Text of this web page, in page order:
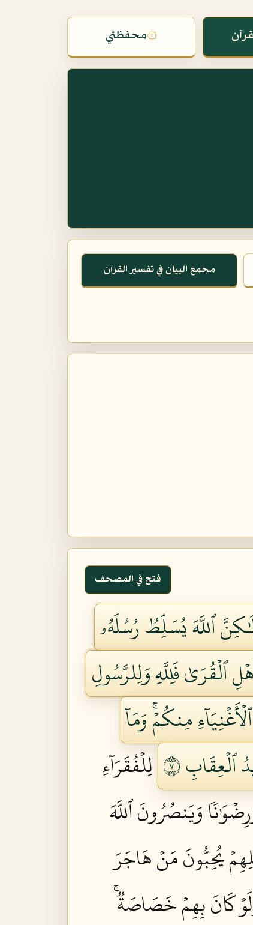
۞محفظتي
مجمع البيان في تفسير القرآن
فتح في المصحف
ٱللَّهَ يُسَلِّطُ رُسُلَهُۥ
ٱلۡقُرَىٰ فَلِلَّهِ وَلِلرَّسُولِ
مِنكُمۡۚ وَمَآ
٧
لِلۡفُقَرَآءِ
وَيَنصُرُونَ ٱللَّهَ
يُحِبُّونَ مَنۡ هَاجَرَ
كَانَ بِهِمۡ خَصَاصَةٞۚ